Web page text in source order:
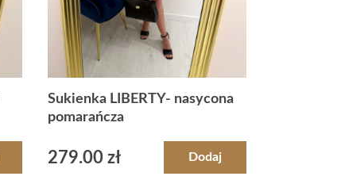
Sukienka LIBERTY- nasycona
pomarańcza
279.00 zł Dodaj